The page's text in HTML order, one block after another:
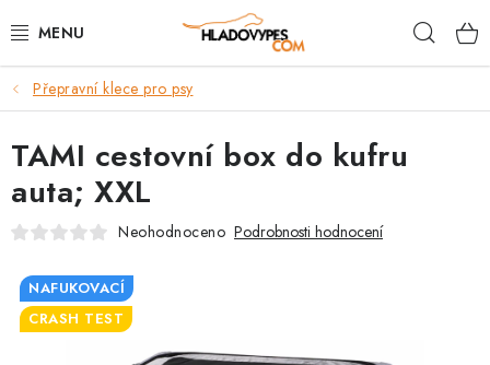
na
POTŘEBY PRO PSY
TAMI PŘEPRAVNÍ BOXY
SPORT SE PSEM
FAQ
Přepravní klece pro psy
TAMI cestovní box do kufru
auta; XXL
Neohodnoceno Podrobnosti hodnocení
NAFUKOVACÍ
CRASH TEST